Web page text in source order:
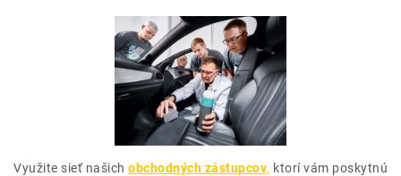
Využite sieť našich obchodných zástupcov, ktorí vám poskytnú